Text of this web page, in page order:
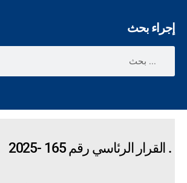
إجراء بحث
القرار الرئاسي رقم 165 -2025 .